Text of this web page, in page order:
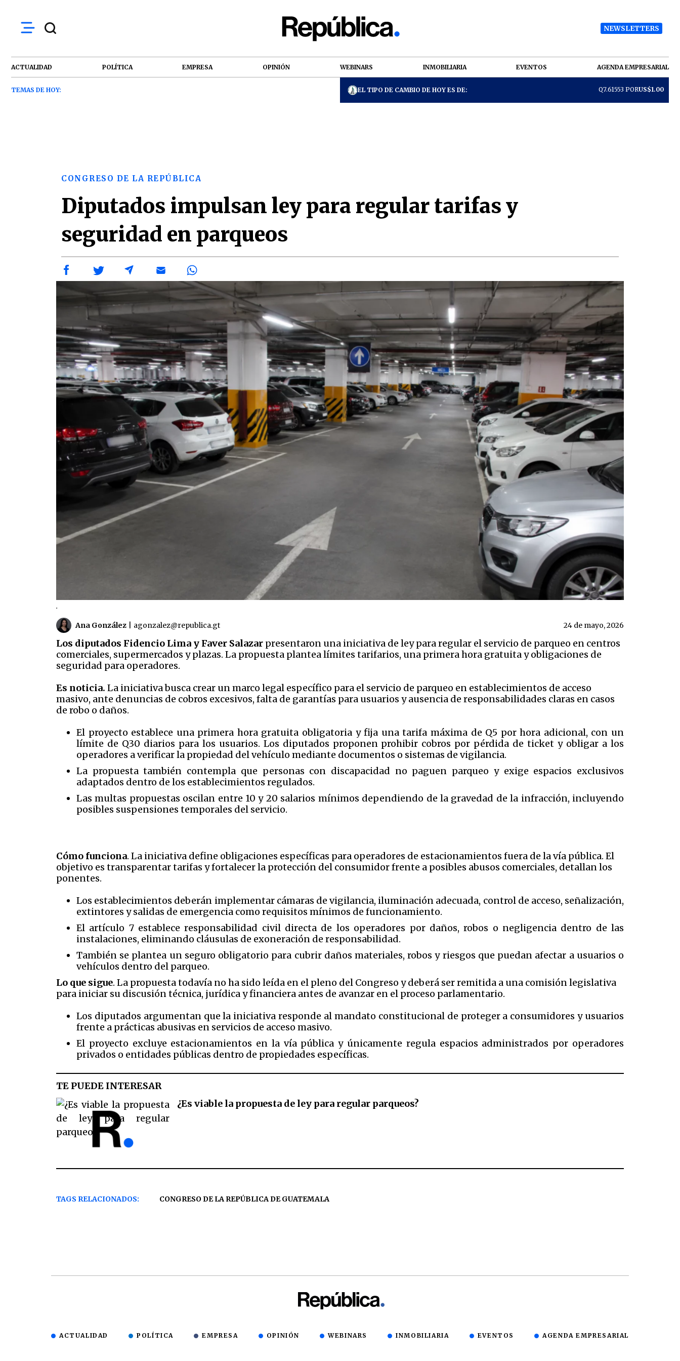
NEWSLETTERS
ACTUALIDAD POLÍTICA EMPRESA OPINIÓN WEBINARS INMOBILIARIA EVENTOS AGENDA EMPRESARIAL
TEMAS DE HOY: EL TIPO DE CAMBIO DE HOY ES DE: Q7.61553 PORUS$1.00
CONGRESO DE LA REPÚBLICA
Diputados impulsan ley para regular tarifas y
seguridad en parqueos
.
Ana González agonzalez@republica.gt 24 de mayo, 2026
Los diputados Fidencio Lima y Faver Salazar presentaron una iniciativa de ley para regular el servicio de parqueo en centros
comerciales, supermercados y plazas. La propuesta plantea límites tarifarios, una primera hora gratuita y obligaciones de
seguridad para operadores.
Es noticia. La iniciativa busca crear un marco legal específico para el servicio de parqueo en establecimientos de acceso
masivo, ante denuncias de cobros excesivos, falta de garantías para usuarios y ausencia de responsabilidades claras en casos
de robo o daños.
El proyecto establece una primera hora gratuita obligatoria y fija una tarifa máxima de Q5 por hora adicional, con un
límite de Q30 diarios para los usuarios. Los diputados proponen prohibir cobros por pérdida de ticket y obligar a los
operadores a verificar la propiedad del vehículo mediante documentos o sistemas de vigilancia.
La propuesta también contempla que personas con discapacidad no paguen parqueo y exige espacios exclusivos
adaptados dentro de los establecimientos regulados.
Las multas propuestas oscilan entre 10 y 20 salarios mínimos dependiendo de la gravedad de la infracción, incluyendo
posibles suspensiones temporales del servicio.
Cómo funciona. La iniciativa define obligaciones específicas para operadores de estacionamientos fuera de la vía pública. El
objetivo es transparentar tarifas y fortalecer la protección del consumidor frente a posibles abusos comerciales, detallan los
ponentes.
Los establecimientos deberán implementar cámaras de vigilancia, iluminación adecuada, control de acceso, señalización,
extintores y salidas de emergencia como requisitos mínimos de funcionamiento.
El artículo 7 establece responsabilidad civil directa de los operadores por daños, robos o negligencia dentro de las
instalaciones, eliminando cláusulas de exoneración de responsabilidad.
También se plantea un seguro obligatorio para cubrir daños materiales, robos y riesgos que puedan afectar a usuarios o
vehículos dentro del parqueo.
Lo que sigue. La propuesta todavía no ha sido leída en el pleno del Congreso y deberá ser remitida a una comisión legislativa
para iniciar su discusión técnica, jurídica y financiera antes de avanzar en el proceso parlamentario.
Los diputados argumentan que la iniciativa responde al mandato constitucional de proteger a consumidores y usuarios
frente a prácticas abusivas en servicios de acceso masivo.
El proyecto excluye estacionamientos en la vía pública y únicamente regula espacios administrados por operadores
privados o entidades públicas dentro de propiedades específicas.
TE PUEDE INTERESAR
¿Es viable la propuesta de ley para regular parqueos?
TAGS RELACIONADOS: CONGRESO DE LA REPÚBLICA DE GUATEMALA
ACTUALIDAD POLÍTICA EMPRESA OPINIÓN WEBINARS INMOBILIARIA EVENTOS AGENDA EMPRESARIAL